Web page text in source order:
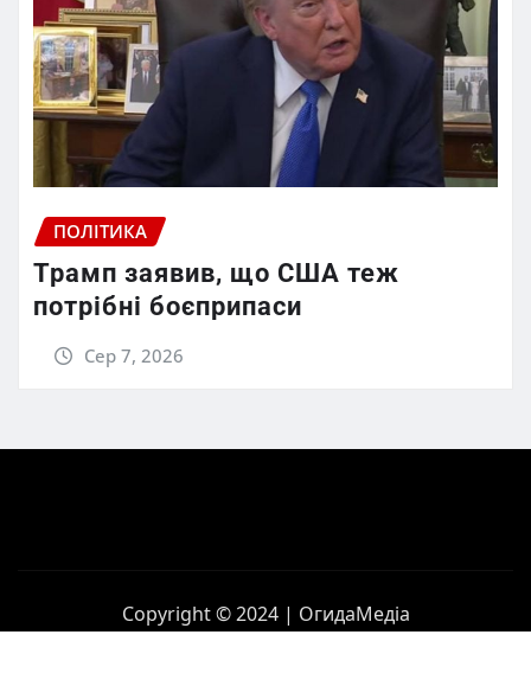
ПОЛІТИКА
Трамп заявив, що США теж
потрібні боєприпаси
Сер 7, 2026
Copyright © 2024 | ОгидаМедіа